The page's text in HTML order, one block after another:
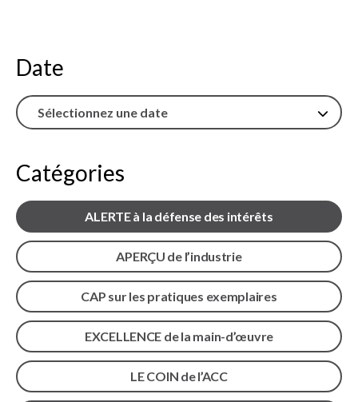
Services axés sur les pratiques
exemplaires
Show
sub
menu
Sceau d’or
menu
Événements
Show
sub
menu
Date
Catégories
ALERTE à la défense des intérêts
APERÇU de l’industrie
CAP sur les pratiques exemplaires
EXCELLENCE de la main-d’œuvre
LE COIN de l’ACC